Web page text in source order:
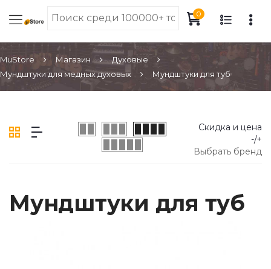
0
MuStore Магазин
Духовые
Мундштуки для медных духовых
Мундштуки для туб
Скидка и цена
-/+
Выбрать бренд
Мундштуки для туб